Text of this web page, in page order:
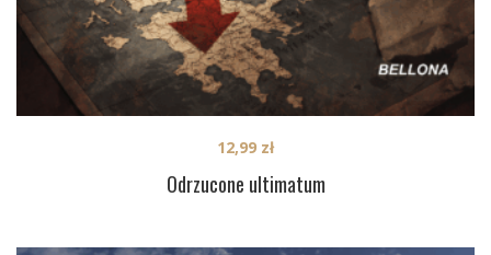
Odrzucone ultimatum
12,99 zł